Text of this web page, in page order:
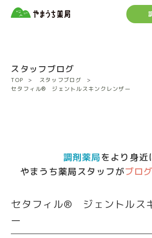
スタッフブログ
TOP
スタッフブログ
セタフィル® ジェントルスキンクレンザー
調剤薬局をより身近
やまうち薬局スタッフがブログ
セタフィル® ジェントルス
ー